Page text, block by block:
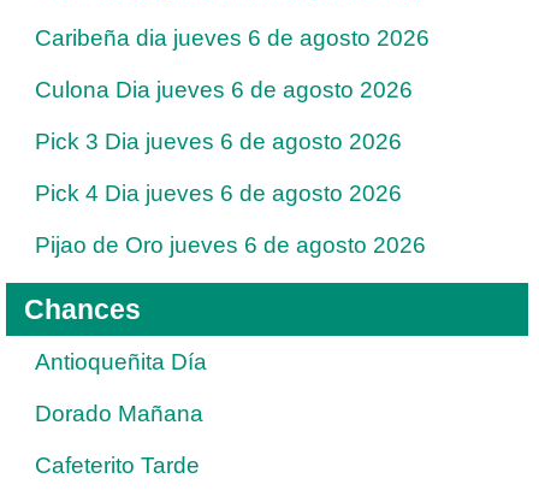
Caribeña dia jueves 6 de agosto 2026
Culona Dia jueves 6 de agosto 2026
Pick 3 Dia jueves 6 de agosto 2026
Pick 4 Dia jueves 6 de agosto 2026
Pijao de Oro jueves 6 de agosto 2026
Chances
Antioqueñita Día
Dorado Mañana
Cafeterito Tarde